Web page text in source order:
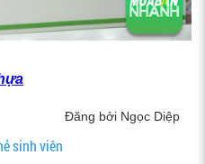
Đăng bởi Ngọc Diệp
sinh viên